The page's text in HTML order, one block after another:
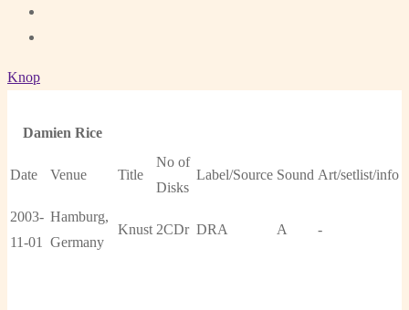
Knop
Damien Rice
Date Venue Title
No of
Disks
Label/Source Sound Art/setlist/info
2003-
11-01
Hamburg,
Germany
Knust 2CDr DRA A -